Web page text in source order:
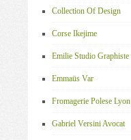
Collection Of Design
Corse Ikejime
Emilie Studio Graphiste
Emmaüs Var
Fromagerie Polese Lyon
Gabriel Versini Avocat